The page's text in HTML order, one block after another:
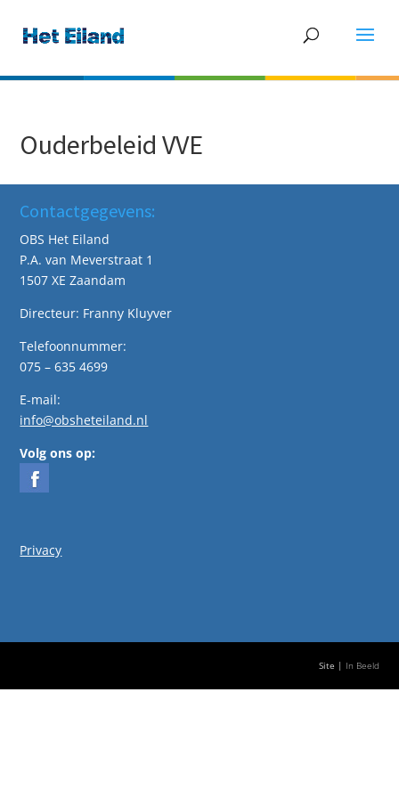
Ouderbeleid VVE
Contactgegevens:
OBS Het Eiland
P.A. van Meverstraat 1
1507 XE Zaandam
Directeur: Franny Kluyver
Telefoonnummer:
075 – 635 4699
E-mail:
info@obsheteiland.nl
Volg ons op:
Privacy
Site | In Beeld